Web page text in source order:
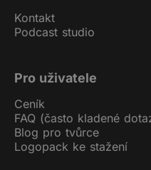
Kontakt
Podcast studio
Pro uživatele
Ceník
FAQ (často kladené
Blog pro tvůrce
Logopack ke stažení